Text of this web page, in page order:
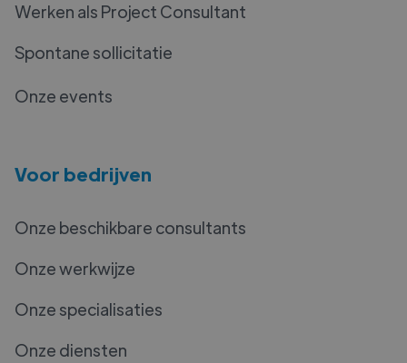
Werken als Project Consultant
Spontane sollicitatie
Onze events
Voor bedrijven
Onze beschikbare consultants
Onze werkwijze
Onze specialisaties
Onze diensten